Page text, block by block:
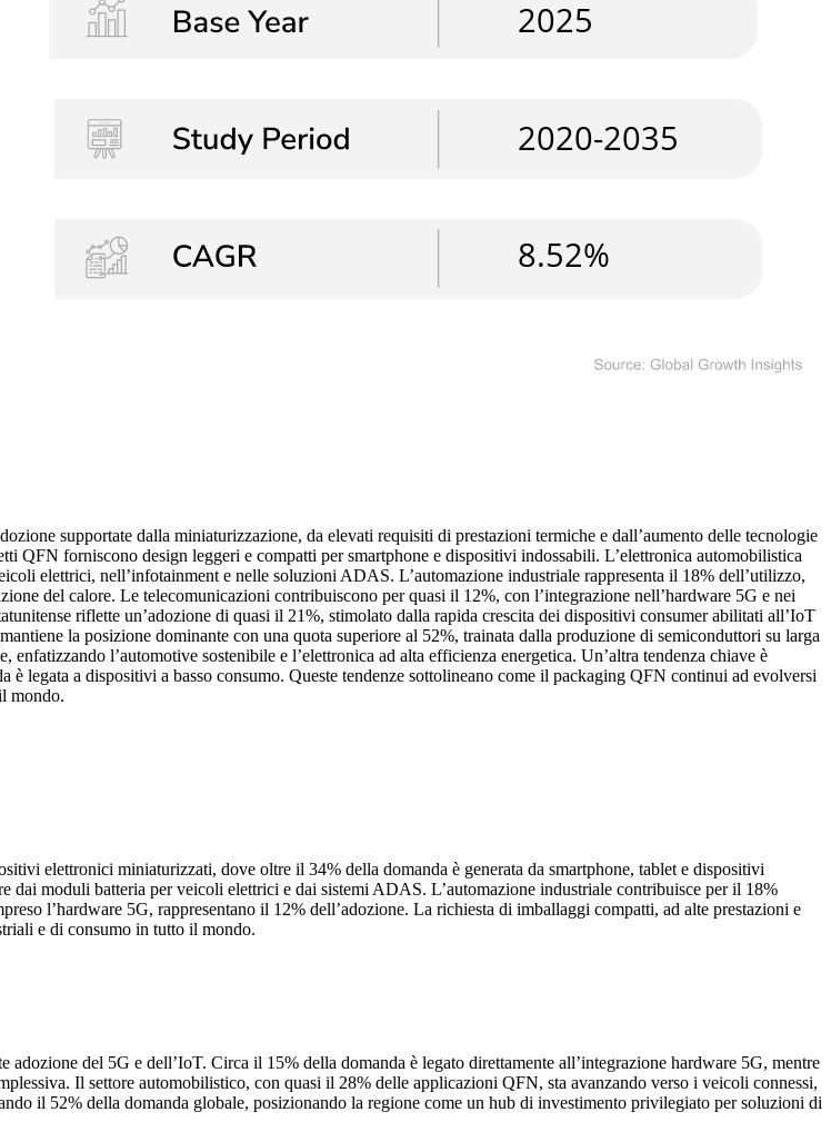
supportate dalla miniaturizzazione, da elevati requisiti di prestazioni termiche e dall’aumento delle tecnologie
QFN forniscono design leggeri e compatti per smartphone e dispositivi indossabili. L’elettronica automobilistica
elettrici, nell’infotainment e nelle soluzioni ADAS. L’automazione industriale rappresenta il 18% dell’utilizzo,
del calore. Le telecomunicazioni contribuiscono per quasi il 12%, con l’integrazione nell’hardware 5G e nei
riflette un’adozione di quasi il 21%, stimolato dalla rapida crescita dei dispositivi consumer abilitati all’IoT
la posizione dominante con una quota superiore al 52%, trainata dalla produzione di semiconduttori su larga
l’automotive sostenibile e l’elettronica ad alta efficienza energetica. Un’altra tendenza chiave è
legata a dispositivi a basso consumo. Queste tendenze sottolineano come il packaging QFN continui ad evolversi
mondo.
elettronici miniaturizzati, dove oltre il 34% della domanda è generata da smartphone, tablet e dispositivi
dai moduli batteria per veicoli elettrici e dai sistemi ADAS. L’automazione industriale contribuisce per il 18%
l’hardware 5G, rappresentano il 12% dell’adozione. La richiesta di imballaggi compatti, ad alte prestazioni e
e di consumo in tutto il mondo.
del 5G e dell’IoT. Circa il 15% della domanda è legato direttamente all’integrazione hardware 5G, mentre
Il settore automobilistico, con quasi il 28% delle applicazioni QFN, sta avanzando verso i veicoli connessi,
il 52% della domanda globale, posizionando la regione come un hub di investimento privilegiato per soluzioni di